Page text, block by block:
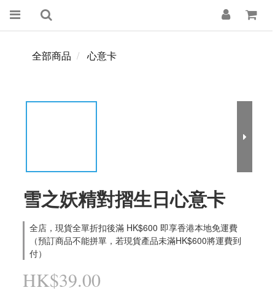
全部商品 心意卡
雪之妖精對摺生日心意卡
全店，現貨全單折扣後滿 HK$600 即享香港本地免運費
（預訂商品不能拼單，若現貨產品未滿HK$600將運費到
付）
HK$39.00